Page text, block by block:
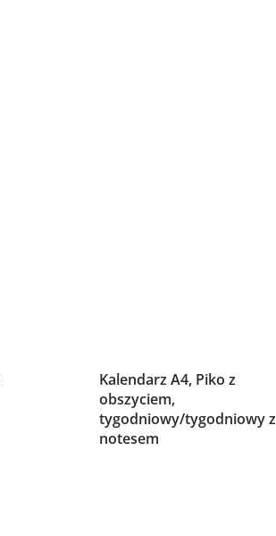
Kalendarz A4, Piko z
obszyciem,
tygodniowy/tygodniowy z
notesem